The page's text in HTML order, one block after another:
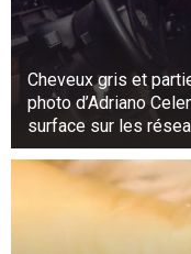
Cheveux gris et
photo d’Adriano
surface sur les